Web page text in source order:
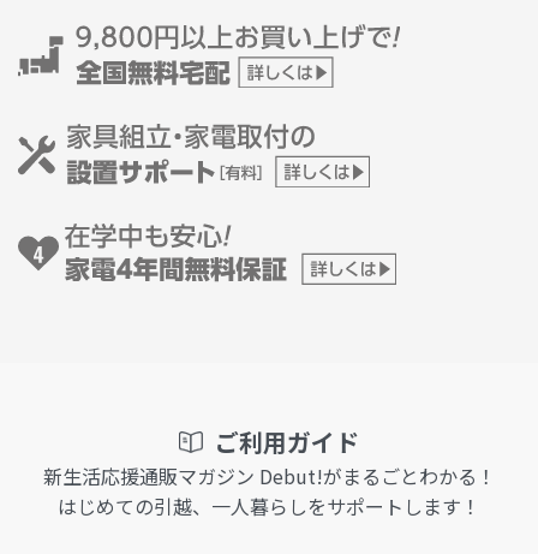
ご利用ガイド
新生活応援通販マガジン Debut!がまるごとわかる！
はじめての引越、一人暮らしをサポートします！